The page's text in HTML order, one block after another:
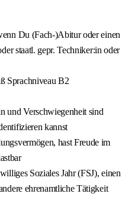
Du (Fach-)Abitur oder einen
staatl. gepr. Techniker:in oder
Sprachniveau B2
und Verschwiegenheit sind
kannst
hast Freude im
Soziales Jahr (FSJ), einen
ehrenamtliche Tätigkeit